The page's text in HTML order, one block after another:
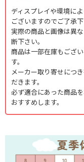
ディスプレイや環境に
ございますのでご了承下
実際の商品と画像は異
断下さい。
商品は一部在庫もござ
す。
メーカー取り寄せにつ
だきます。
必ず適合にあった商品
おすすめします。